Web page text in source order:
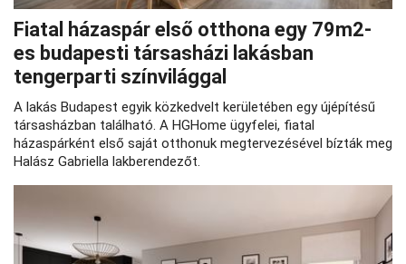
Fiatal házaspár első otthona egy 79m2-
es budapesti társasházi lakásban
tengerparti színvilággal
A lakás Budapest egyik közkedvelt kerületében egy újépítésű
társasházban található. A HGHome ügyfelei, fiatal
házaspárként első saját otthonuk megtervezésével bízták meg
Halász Gabriella lakberendezőt.